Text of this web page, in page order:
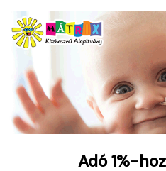
Adó 1%-